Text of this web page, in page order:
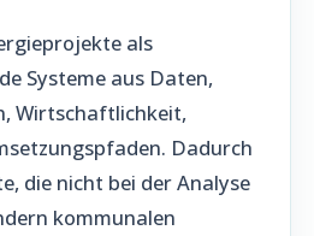
als
Systeme aus Daten,
Wirtschaftlichkeit,
Dadurch
die nicht bei der Analyse
kommunalen